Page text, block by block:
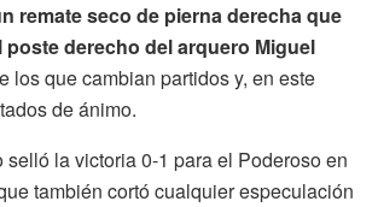
remate seco de pierna derecha que
poste derecho del arquero Miguel
los que cambian partidos y, en este
de ánimo.
selló la victoria 0-1 para el Poderoso en
también cortó cualquier especulación